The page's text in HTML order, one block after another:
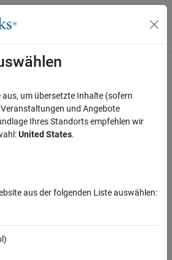
Off-Canvas-
useful was this information?
aus, um übersetzte Inhalte (sofern
und Angebote
Ihres Standorts empfehlen wir
United States.
aus der folgenden Liste auswählen: